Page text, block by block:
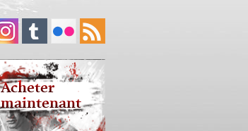
Acheter
maintenant